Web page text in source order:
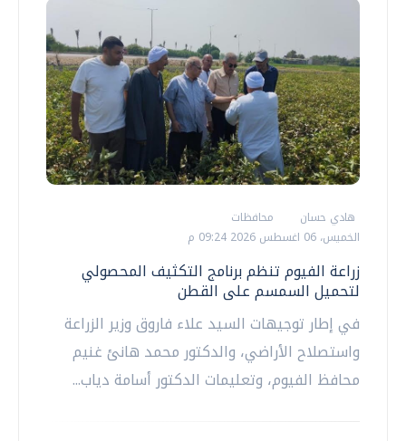
هادي حسان
محافظات
الخميس، 06 اغسطس 2026 09:24 م
زراعة الفيوم تنظم برنامج التكثيف المحصولي
لتحميل السمسم على القطن
في إطار توجيهات السيد علاء فاروق وزير الزراعة
واستصلاح الأراضي، والدكتور محمد هانئ غنيم
محافظ الفيوم، وتعليمات الدكتور أسامة دياب...